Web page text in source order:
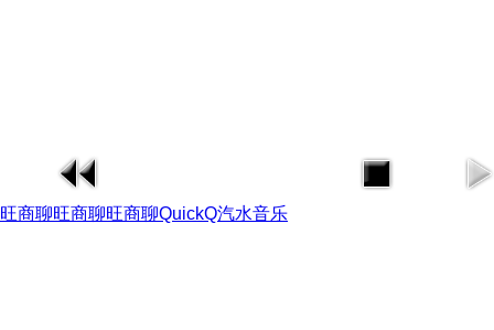
旺商聊旺商聊旺商聊QuickQ汽水音乐